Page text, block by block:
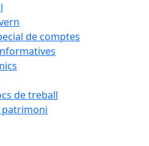
de comptes
de treball